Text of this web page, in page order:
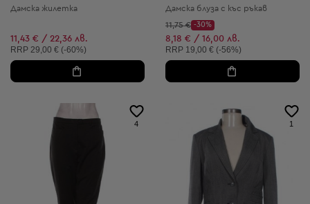
Дамска жилетка
11,43 € / 22,36 лв.
Препоръчителна цена:
RRP 29,00 € (-60%)
Дамска блуза с къс ръкав
Начална цена:
11,75 €
Discount Price:
-30%
Намалена цена:
8,18 € / 16,00 лв.
Препоръчителна цена:
RRP 19,00 € (-56%)
4 1